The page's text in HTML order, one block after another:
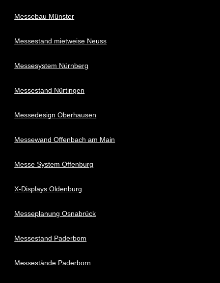
Messebau Münster
Messestand mietweise Neuss
Messesystem Nürnberg
Messestand Nürtingen
Messedesign Oberhausen
Messewand Offenbach am Main
Messe System Offenburg
X-Displays Oldenburg
Messeplanung Osnabrück
Messestand Paderbom
Messestände Paderborn